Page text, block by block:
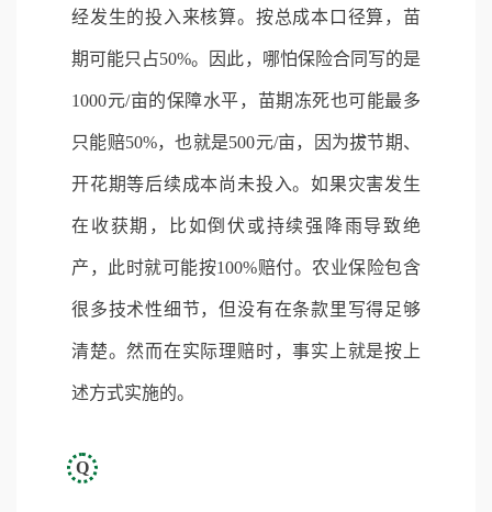
经发生的投入来核算。按总成本口径算，苗
期可能只占50%。因此，哪怕保险合同写的是
1000元/亩的保障水平，苗期冻死也可能最多
只能赔50%，也就是500元/亩，因为拔节期、
开花期等后续成本尚未投入。如果灾害发生
在收获期，比如倒伏或持续强降雨导致绝
产，此时就可能按100%赔付。农业保险包含
很多技术性细节，但没有在条款里写得足够
清楚。然而在实际理赔时，事实上就是按上
述方式实施的。
Q